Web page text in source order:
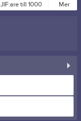
JIF:are till 1000 Mer